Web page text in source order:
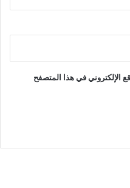
الإلكتروني في هذا المتصفح